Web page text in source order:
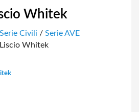
Whitek
Serie Civili / Serie AVE
Whitek